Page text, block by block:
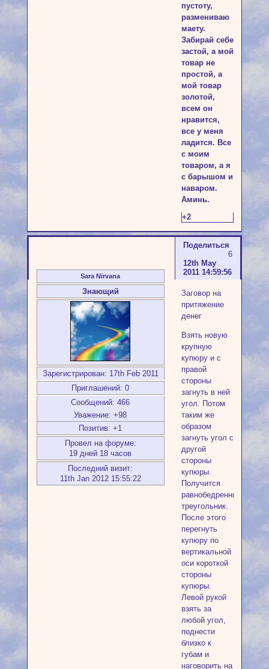
пустоту,
размениваю
маету.
Забирай себе
застой, а мой
товар не
простой, а
мой товар
золотой,
всем он
нравится,
все у меня
ладится. Все
с моим
товаром, а я
с барышом и
наваром.
Аминь.
+2
Поделиться
6
12th May
2011 14:59:56
Sara Nirvana
Знающий
Зарегистрирован: 17th Feb 2011
Приглашений: 0
Сообщений: 466
Уважение: +98
Позитив: +1
Провел на форуме:
19 дней 18 часов
Последний визит:
11th Jan 2012 15:55:22
Заговор на
притяжение
денег
Взять новую
крупную
купюру и с
правой
стороны
загнуть в ней
угол. Потом
таким же
образом
загнуть угол с
другой
стороны
купюры.
Получится
равнобедренный
треугольник.
После этого
перегнуть
купюру по
вертикальной
оси короткой
стороны
купюры.
Левой рукой
взять за
любой угол,
поднести
близко к
губам и
наговорить на